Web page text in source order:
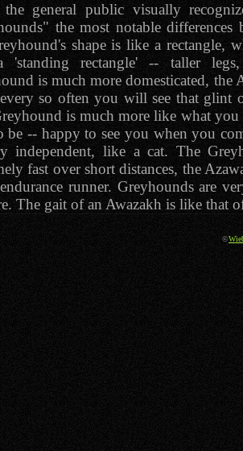
the general public visually
the most notable differences
shape is like a rectangle,
'standing rectangle' -- taller
is much more domesticated, the
so often you will see that glint
is much more like what
be -- happy to see you when you
independent, like a cat. The
fast over short distances, the
runner. Greyhounds are
The gait of an Awazakh is like that
©